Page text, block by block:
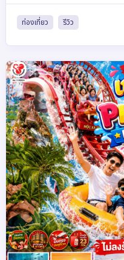
ท่องเที่ยว รีวิว